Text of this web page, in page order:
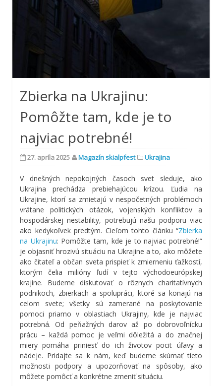
Zbierka na Ukrajinu:
Pomôžte tam, kde je to
najviac potrebné!
27. apríla 2025 Magazín skialpfest Ukrajina
V dnešných nepokojných časoch svet sleduje, ako
Ukrajina prechádza prebiehajúcou krízou. Ľudia na
Ukrajine, ktorí sa zmietajú v nespočetných problémoch
vrátane politických otázok, vojenských konfliktov a
hospodárskej nestability, potrebujú našu podporu viac
ako kedykoľvek predtým. Cieľom tohto článku “Zbierka
na Ukrajinu: Pomôžte tam, kde je to najviac potrebné!”
je objasniť hrozivú situáciu na Ukrajine a to, ako môžete
ako čitateľ a občan sveta prispieť k zmierneniu ťažkostí,
ktorým čelia milióny ľudí v tejto východoeurópskej
krajine. Budeme diskutovať o rôznych charitatívnych
podnikoch, zbierkach a spolupráci, ktoré sa konajú na
celom svete; všetky sú zamerané na poskytovanie
pomoci priamo v oblastiach Ukrajiny, kde je najviac
potrebná. Od peňažných darov až po dobrovoľnícku
prácu – každá pomoc je veľmi dôležitá a do značnej
miery pomáha priniesť do ich životov pocit úľavy a
nádeje. Pridajte sa k nám, keď budeme skúmať tieto
možnosti podpory a upozorňovať na spôsoby, ako
môžete pomôcť a konkrétne zmeniť situáciu.